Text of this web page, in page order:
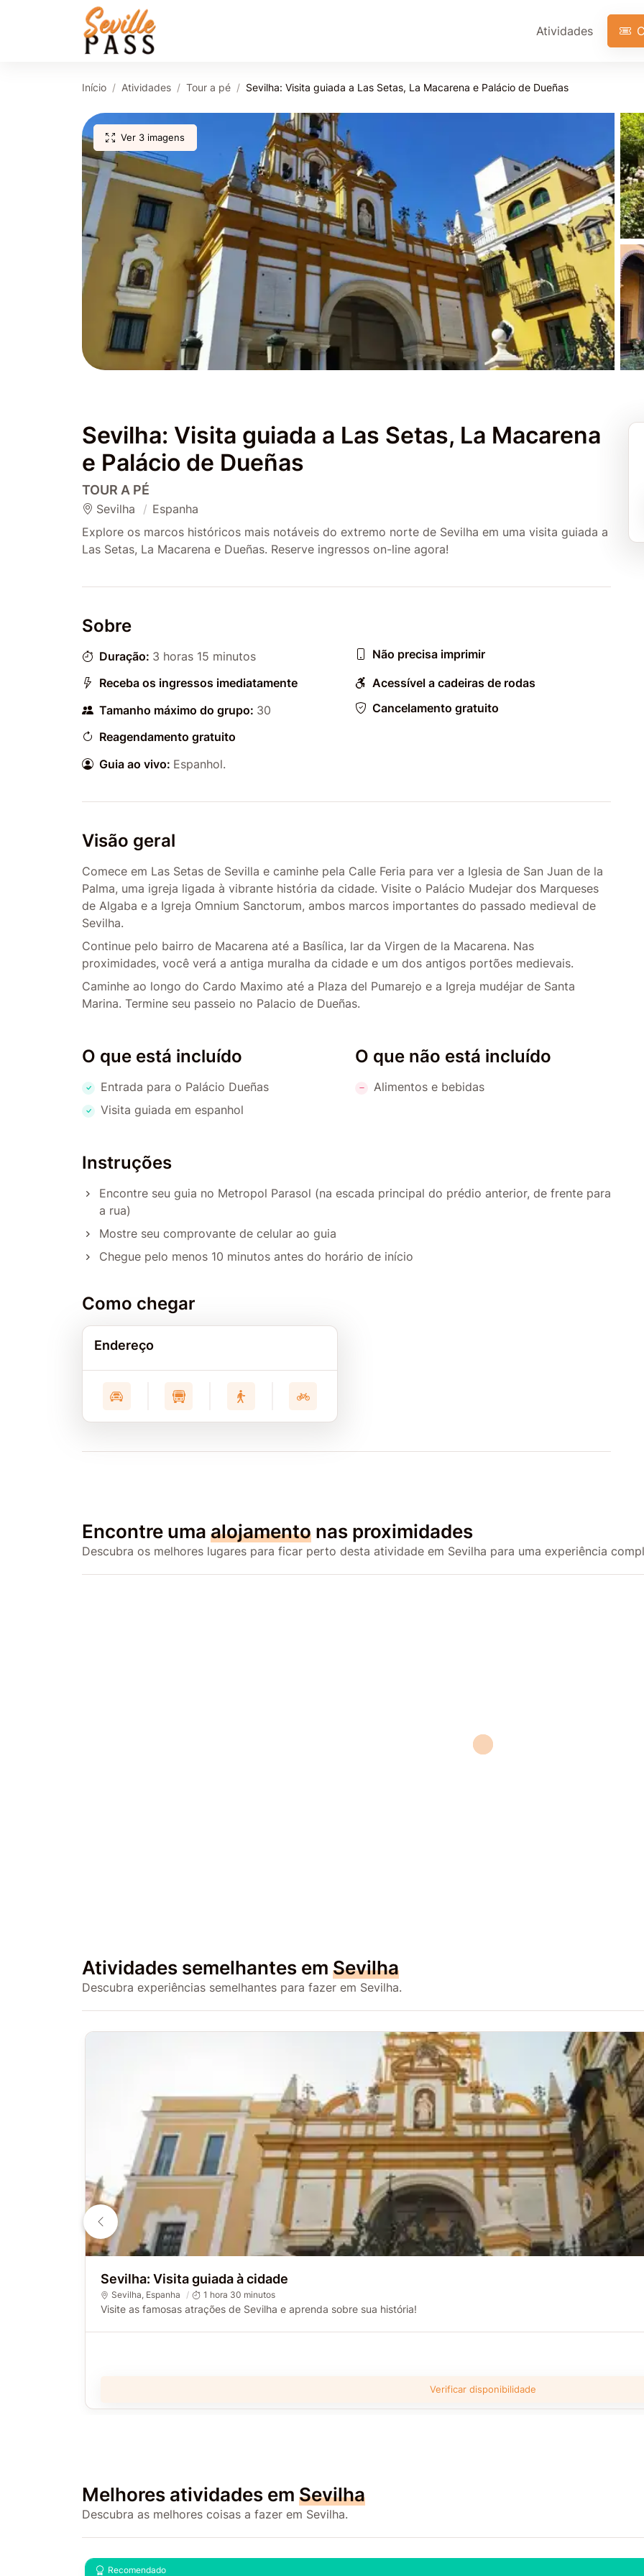
Atividades
Início Atividades Tour a pé Sevilha: Visita guiada a Las Setas, La Macarena e Palácio de Dueñas
Ver 3 imagens
Sevilha: Visita guiada a Las Setas, La Macarena
e Palácio de Dueñas
TOUR A PÉ
Sevilha
Espanha
Explore os marcos históricos mais notáveis do extremo norte de Sevilha em uma visita guiada a
Las Setas, La Macarena e Dueñas. Reserve ingressos on-line agora!
Sobre
Duração: 3 horas 15 minutos
Não precisa imprimir
Receba os ingressos imediatamente
Acessível a cadeiras de rodas
Tamanho máximo do grupo: 30
Cancelamento gratuito
Reagendamento gratuito
Guia ao vivo: Espanhol.
Visão geral
Comece em Las Setas de Sevilla e caminhe pela Calle Feria para ver a Iglesia de San Juan de la
Palma, uma igreja ligada à vibrante história da cidade. Visite o Palácio Mudejar dos Marqueses
de Algaba e a Igreja Omnium Sanctorum, ambos marcos importantes do passado medieval de
Sevilha.
Continue pelo bairro de Macarena até a Basílica, lar da Virgen de la Macarena. Nas
proximidades, você verá a antiga muralha da cidade e um dos antigos portões medievais.
Caminhe ao longo do Cardo Maximo até a Plaza del Pumarejo e a Igreja mudéjar de Santa
Marina. Termine seu passeio no Palacio de Dueñas.
O que está incluído
Entrada para o Palácio Dueñas
Visita guiada em espanhol
O que não está incluído
Alimentos e bebidas
Instruções
Encontre seu guia no Metropol Parasol (na escada principal do prédio anterior, de frente para
a rua)
Mostre seu comprovante de celular ao guia
Chegue pelo menos 10 minutos antes do horário de início
Como chegar
Endereço
Encontre uma alojamento nas proximidades
Descubra os melhores lugares para ficar perto desta atividade em Sevilha para uma experiência
Atividades semelhantes em Sevilha
Descubra experiências semelhantes para fazer em Sevilha.
Sevilha: Visita guiada à cidade
Sevilha, Espanha 1 hora 30 minutos
Visite as famosas atrações de Sevilha e aprenda sobre sua história!
Verificar disponibilidade
Melhores atividades em Sevilha
Descubra as melhores coisas a fazer em Sevilha.
Recomendado